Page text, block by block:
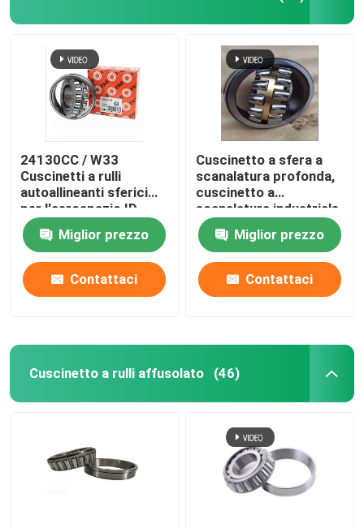
24130CC / W33
Cuscinetti a rulli
autoallineanti sferici
per l'aerospazio ID
150MM 19.0KG
Miglior prezzo
Contattaci
Cuscinetto a sfera a
scanalatura profonda,
cuscinetto a
scanalatura industriale
2222-2RS sigillato
Miglior prezzo
Contattaci
Cuscinetto a rulli affusolato (46)